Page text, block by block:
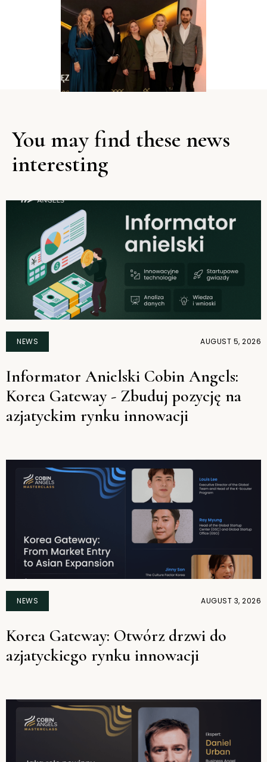
NEWS AUGUST 5, 2026
Informator Anielski Cobin Angels:
Korea Gateway - Zbuduj pozycję na
azjatyckim rynku innowacji
NEWS AUGUST 3, 2026
Korea Gateway: Otwórz drzwi do
azjatyckiego rynku innowacji
You may find these news
interesting